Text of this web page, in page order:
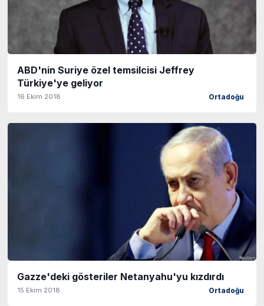
ABD'nin Suriye özel temsilcisi Jeffrey
Türkiye'ye geliyor
16 Ekim 2018 Ortadoğu
Gazze'deki gösteriler Netanyahu'yu kızdırdı
15 Ekim 2018 Ortadoğu